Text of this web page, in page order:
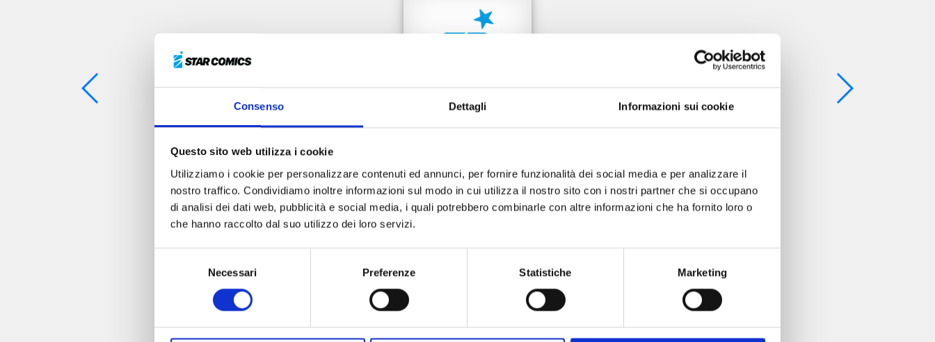
Consenso Dettagli Informazioni sui cookie
Questo sito web utilizza i cookie
Utilizziamo i cookie per personalizzare contenuti ed annunci, per fornire funzionalità dei social media e per analizzare il
nostro traffico. Condividiamo inoltre informazioni sul modo in cui utilizza il nostro sito con i nostri partner che si occupano
di analisi dei dati web, pubblicità e social media, i quali potrebbero combinarle con altre informazioni che ha fornito loro o
che hanno raccolto dal suo utilizzo dei loro servizi.
Necessari Preferenze Statistiche Marketing
KAGURABACHI n. 10
20/10/2026
€ 5,90